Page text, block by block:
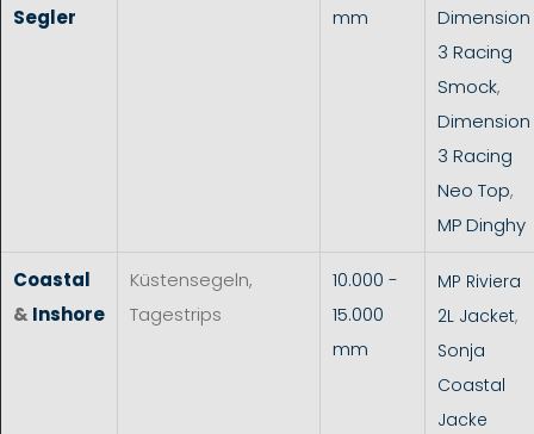
Segler mm
Dimension
3 Racing
Smock,
Dimension
3 Racing
Neo Top,
MP Dinghy
Coastal
& Inshore
Küstensegeln,
Tagestrips
10.000 -
15.000
mm
MP Riviera
2L Jacket,
Sonja
Coastal
Jacke